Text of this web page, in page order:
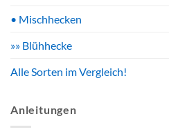
• Mischhecken
»» Blühhecke
Alle Sorten im Vergleich!
Anleitungen